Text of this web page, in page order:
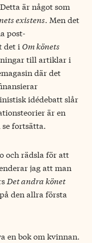
är något som
existens. Men det
post-
det i Om könets
till artiklar i
där det
idédebatt slår
är en
fortsätta.
och rädsla för att
jag att man
Det andra könet
den allra första
en bok om kvinnan.